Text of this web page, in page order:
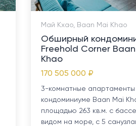
Май Кхао, Baan Mai Khao
Обширный
Freehold Corner
Khao
170 505 000 ₽
3-комнатные апартаменты
кондоминиуме Baan Mai
площадью 263 кв.м. с
видом на море, с 5